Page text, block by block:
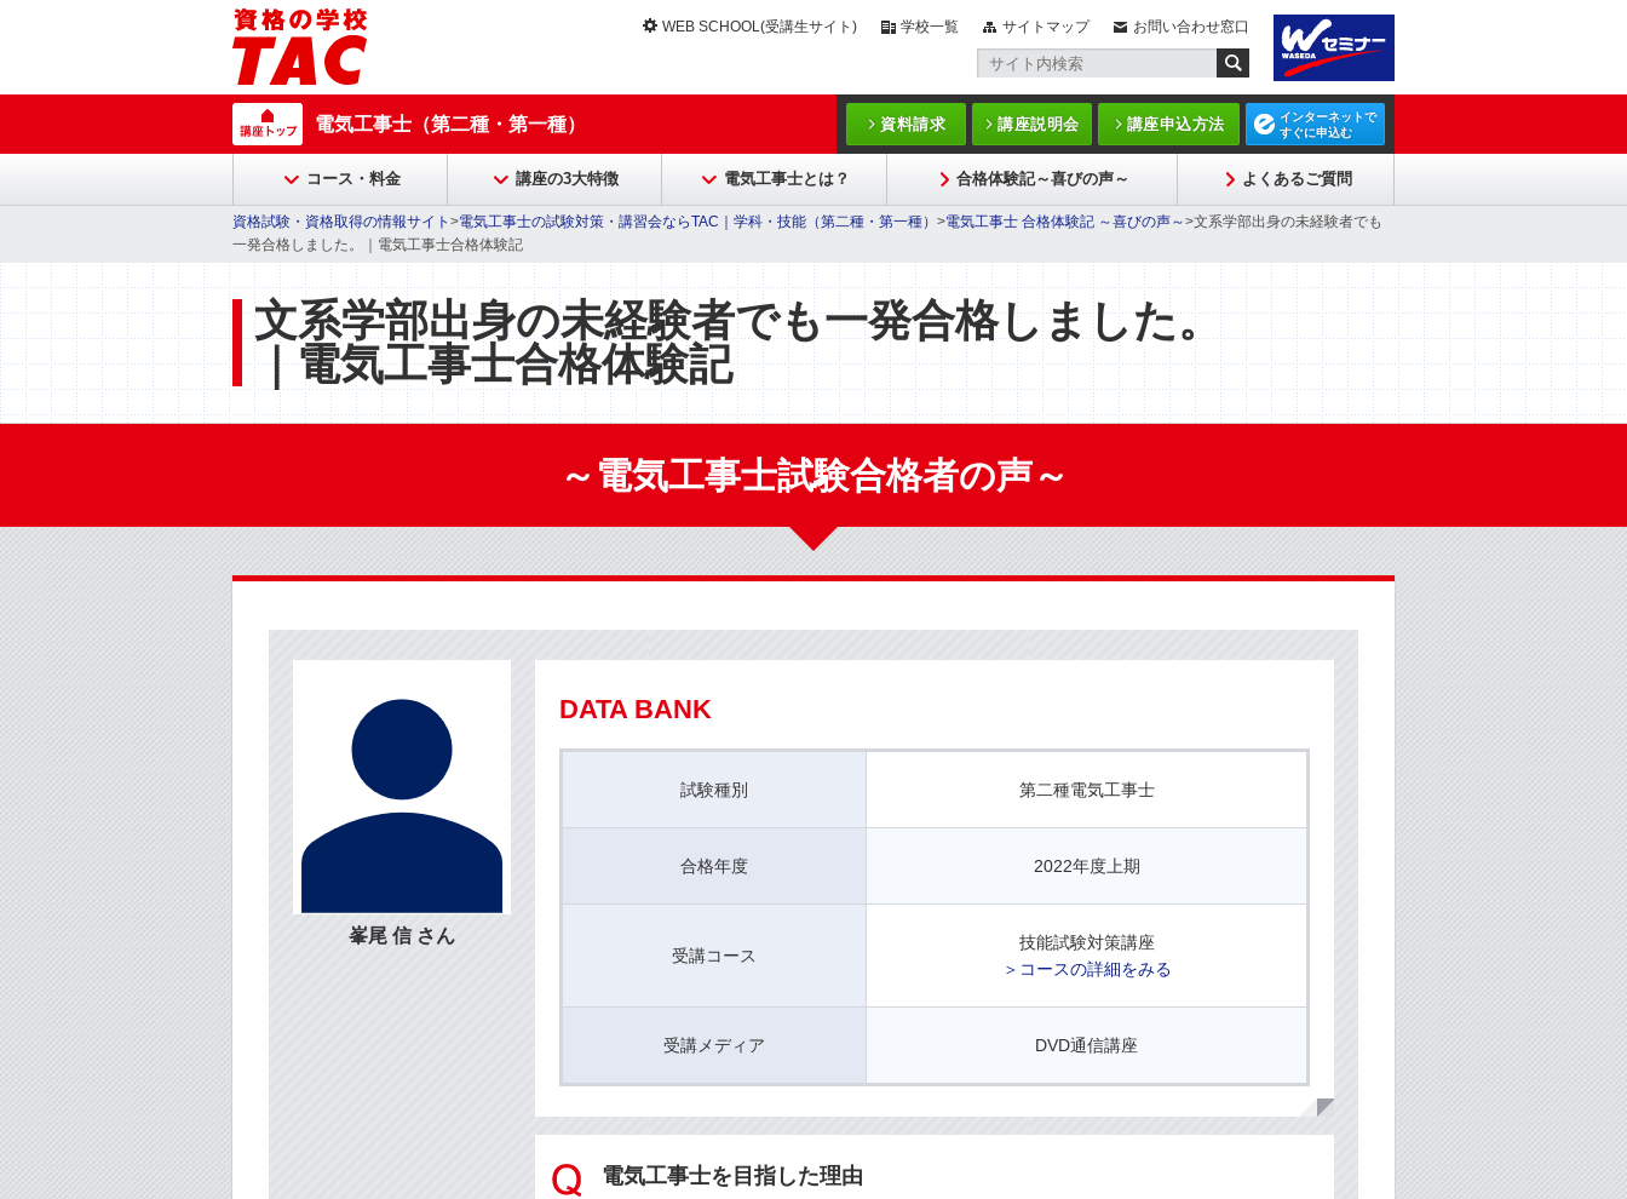
WEB SCHOOL(受講生サイト) 学校一覧 サイトマップ お問い合わせ窓口
電気工事士（第二種・第一種） 資料請求 講座説明会 講座申込方法
インターネットで
すぐに申込む
コース・料金 講座の3大特徴 電気工事士とは？ 合格体験記～喜びの声～ よくあるご質問
資格試験・資格取得の情報サイト >電気工事士の試験対策・講習会ならTAC｜学科・技能（第二種・第一種） >電気工事士 合格体験記 ～喜びの声～>文系学部出身の未経験者でも
一発合格しました。｜電気工事士合格体験記
文系学部出身の未経験者でも一発合格しました。
｜電気工事士合格体験記
～電気工事士試験合格者の声～
峯尾 信 さん
DATA BANK
試験種別 第二種電気工事士
合格年度 2022年度上期
受講コース
技能試験対策講座
＞コースの詳細をみる
受講メディア DVD通信講座
電気工事士を目指した理由